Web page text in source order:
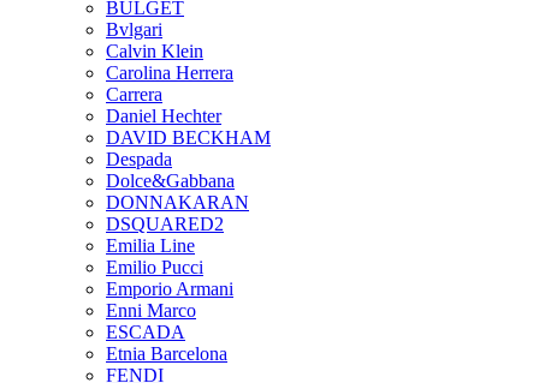
BULGET
Bvlgari
Calvin Klein
Carolina Herrera
Carrera
Daniel Hechter
DAVID BECKHAM
Despada
Dolce&Gabbana
DONNAKARAN
DSQUARED2
Emilia Line
Emilio Pucci
Emporio Armani
Enni Marco
ESCADA
Etnia Barcelona
FENDI